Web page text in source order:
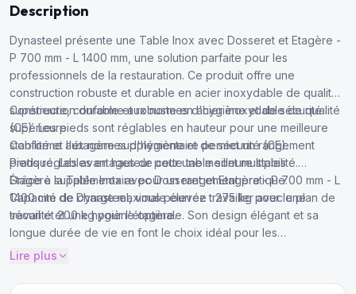
Description
Dynasteel présente une Table Inox avec Dosseret et Etagère -
P 700 mm - L 1400 mm, une solution parfaite pour les
professionnels de la restauration. Ce produit offre une
construction robuste et durable en acier inoxydable de qualité
supérieure, conforme aux normes d'hygiène et de sécurité
(CE). Les pieds sont réglables en hauteur pour une meilleure
stabilité et l'étagère supplémentaire permet un rangement
pratique. Les avantages de cette table sont multiples :
Construction durable et robuste en acier inoxydable de qualité
supérieure.
Conforme aux normes d'hygiène et de sécurité (CE).
Pieds réglables en hauteur pour une meilleure stabilité.
Étagère supplémentaire pour un rangement pratique.
Capacité de charge maximale élevée : 275 kg pour le plan de
travail et 200 kg pour l'étagère.
Grâce à la Table Inox avec Dosseret et Etagère - P 700 mm - L
1400 mm de Dynasteel, vous pourrez travailler avec une
sécurité et une hygiène optimale. Son design élégant et sa
longue durée de vie en font le choix idéal pour les
professionnels de la restauration.
Lire plus